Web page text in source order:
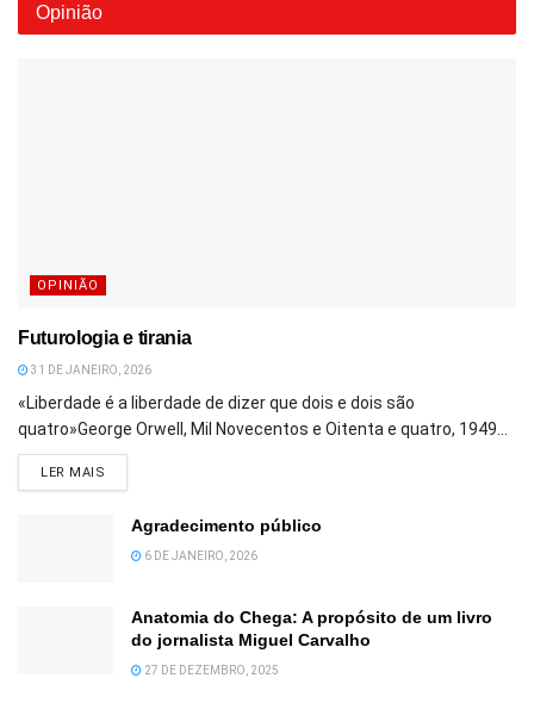
Opinião
OPINIÃO
Futurologia e tirania
31 DE JANEIRO, 2026
«Liberdade é a liberdade de dizer que dois e dois são
quatro»George Orwell, Mil Novecentos e Oitenta e quatro, 1949...
LER MAIS
Agradecimento público
6 DE JANEIRO, 2026
Anatomia do Chega: A propósito de um livro
do jornalista Miguel Carvalho
27 DE DEZEMBRO, 2025